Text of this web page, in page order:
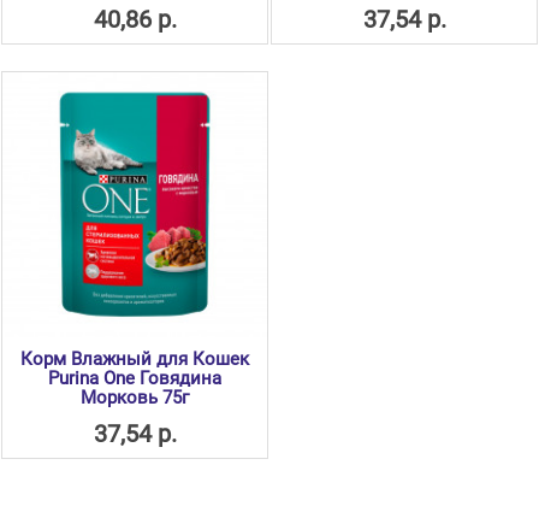
40,86 р. 37,54 р.
Корм Влажный для Кошек
Purina One Говядина
Морковь 75г
37,54 р.